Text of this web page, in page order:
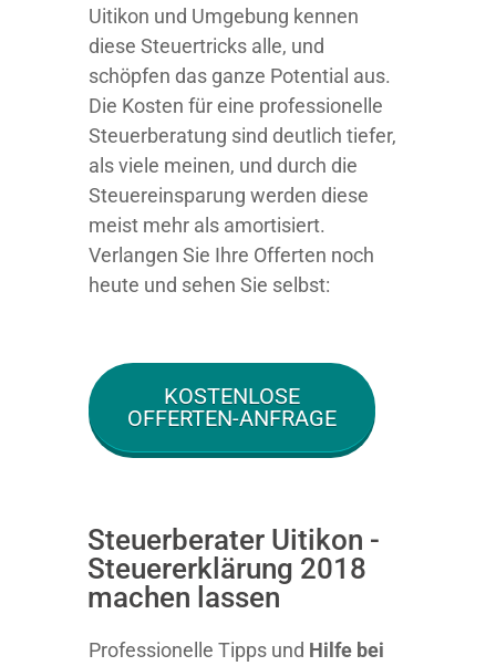
Uitikon und Umgebung kennen
diese Steuertricks alle, und
schöpfen das ganze Potential aus.
Die Kosten für eine professionelle
Steuerberatung sind deutlich tiefer,
als viele meinen, und durch die
Steuereinsparung werden diese
meist mehr als amortisiert.
Verlangen Sie Ihre Offerten noch
heute und sehen Sie selbst:
KOSTENLOSE
OFFERTEN-ANFRAGE
Steuerberater Uitikon -
Steuererklärung 2018
machen lassen
Professionelle Tipps und Hilfe bei